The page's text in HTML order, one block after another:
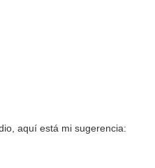
aquí está mi sugerencia: